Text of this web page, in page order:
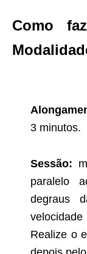
Como
3 minutos.
Sessão:
paralelo
degraus
Realize o